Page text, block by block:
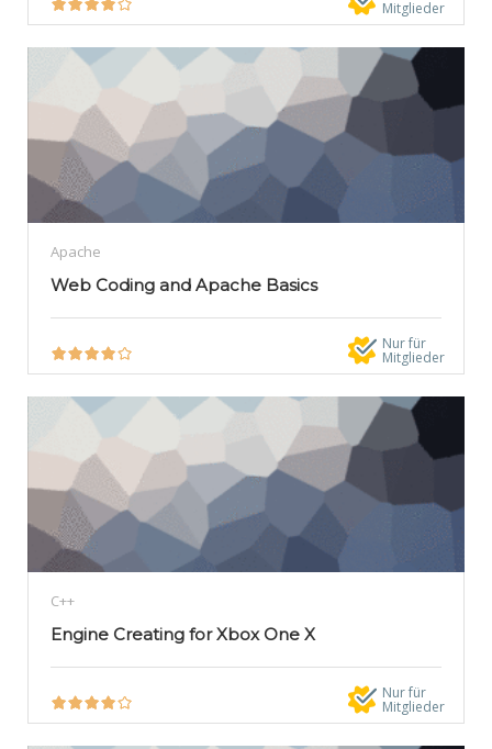
Mitglieder
Apache
Web Coding and Apache Basics
Nur für
Mitglieder
C++
Engine Creating for Xbox One X
Nur für
Mitglieder